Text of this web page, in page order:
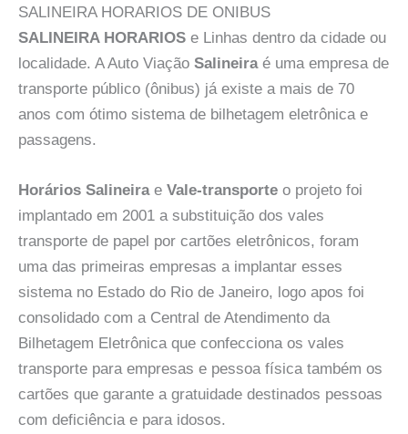
SALINEIRA HORARIOS DE ONIBUS
SALINEIRA HORARIOS e Linhas dentro da cidade ou
localidade. A Auto Viação Salineiraé uma empresa de
transporte público (ônibus) já existe a mais de 70
anos com ótimo sistema de bilhetagem eletrônica e
passagens.
Horários Salineira e Vale-transporte o projeto foi
implantado em 2001 a substituição dos vales
transporte de papel por cartões eletrônicos, foram
uma das primeiras empresas a implantar esses
sistema no Estado do Rio de Janeiro, logo apos foi
consolidado com a Central de Atendimento da
Bilhetagem Eletrônica que confecciona os vales
transporte para empresas e pessoa física também os
cartões que garante a gratuidade destinados pessoas
com deficiência e para idosos.